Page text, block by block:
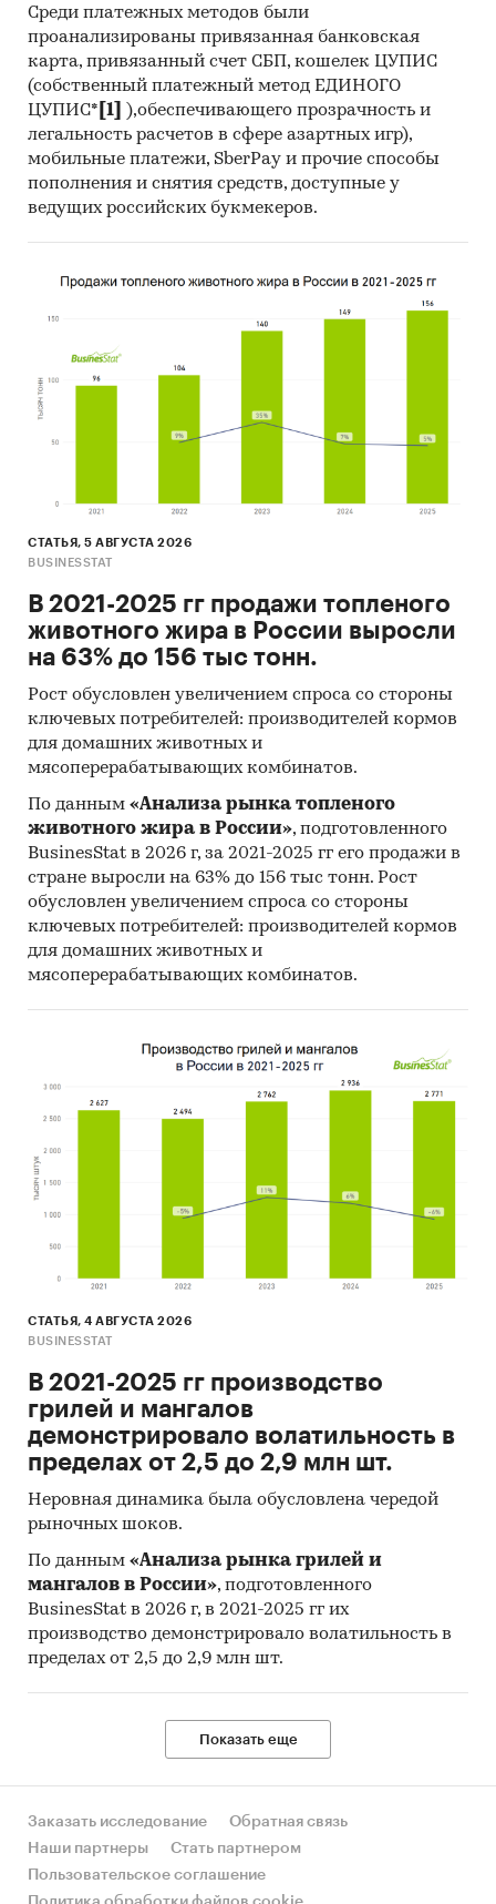
Среди платежных методов были
проанализированы привязанная банковская
карта, привязанный счет СБП, кошелек ЦУПИС
(собственный платежный метод ЕДИНОГО
ЦУПИС* [1]
),обеспечивающего прозрачность и
легальность расчетов в сфере азартных игр),
мобильные платежи, SberPay и прочие способы
пополнения и снятия средств, доступные у
ведущих российских букмекеров.
СТАТЬЯ, 5 АВГУСТА 2026
BUSINESSTAT
В 2021-2025 гг продажи топленого
животного жира в России выросли
на 63% до 156 тыс тонн.
Рост обусловлен увеличением спроса со стороны
ключевых потребителей: производителей кормов
для домашних животных и
мясоперерабатывающих комбинатов.
По данным «Анализа рынка топленого
животного жира в России», подготовленного
BusinesStat в 2026 г, за 2021-2025 гг его продажи в
стране выросли на 63% до 156 тыс тонн. Рост
обусловлен увеличением спроса со стороны
ключевых потребителей: производителей кормов
для домашних животных и
мясоперерабатывающих комбинатов.
СТАТЬЯ, 4 АВГУСТА 2026
BUSINESSTAT
В 2021-2025 гг производство
грилей и мангалов
демонстрировало волатильность в
пределах от 2,5 до 2,9 млн шт.
Неровная динамика была обусловлена чередой
рыночных шоков.
По данным «Анализа рынка грилей и
мангалов в России», подготовленного
BusinesStat в 2026 г, в 2021-2025 гг их
производство демонстрировало волатильность в
пределах от 2,5 до 2,9 млн шт.
Показать еще
Заказать исследование
Обратная связь
Наши партнеры
Стать партнером
Пользовательское соглашение